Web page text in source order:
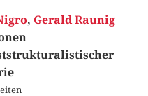
, Gerald Raunig